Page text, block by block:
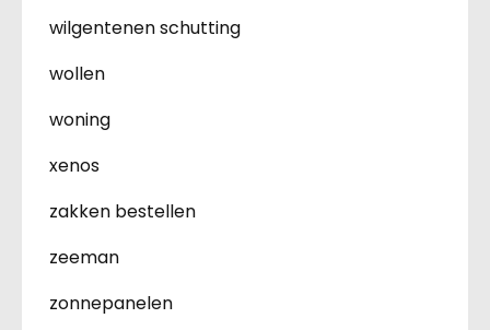
wilgentenen schutting
wollen
woning
xenos
zakken bestellen
zeeman
zonnepanelen